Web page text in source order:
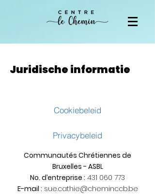
Juridische informatie
Cookiebeleid
Privacybeleid
Communautés Chrétiennes de
Bruxelles - ASBL
No. d’entreprise : 431 060 773
E-mail : sue.cathie@cheminccb.be